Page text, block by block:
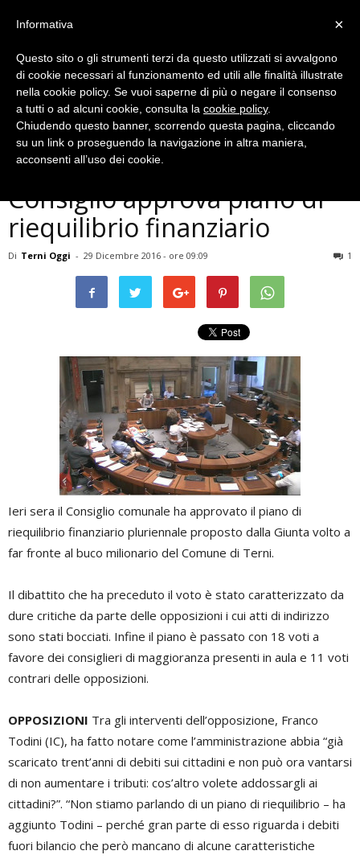
Politica
Terni, debiti del Comune,
Consiglio approva piano di
riequilibrio finanziario
Di Terni Oggi - 29 Dicembre 2016 - ore 09:09 1
Ieri sera il Consiglio comunale ha approvato il piano di
riequilibrio finanziario pluriennale proposto dalla Giunta volto a
far fronte al buco milionario del Comune di Terni.
Il dibattito che ha preceduto il voto è stato caratterizzato da
dure critiche da parte delle opposizioni i cui atti di indirizzo
sono stati bocciati. Infine il piano è passato con 18 voti a
favore dei consiglieri di maggioranza presenti in aula e 11 voti
contrari delle opposizioni.
OPPOSIZIONI Tra gli interventi dell’opposizione, Franco
Todini (IC), ha fatto notare come l’amministrazione abbia “già
scaricato trent’anni di debiti sui cittadini e non può ora vantarsi
di non aumentare i tributi: cos’altro volete addossargli ai
cittadini?”. “Non stiamo parlando di un piano di riequilibrio – ha
aggiunto Todini – perché gran parte di esso riguarda i debiti
fuori bilancio che però mancano di alcune caratteristiche
×
Informativa
Questo sito o gli strumenti terzi da questo utilizzati si avvalgono
di cookie necessari al funzionamento ed utili alle finalità illustrate
nella cookie policy. Se vuoi saperne di più o negare il consenso
a tutti o ad alcuni cookie, consulta la cookie policy.
Chiudendo questo banner, scorrendo questa pagina, cliccando
su un link o proseguendo la navigazione in altra maniera,
acconsenti all’uso dei cookie.